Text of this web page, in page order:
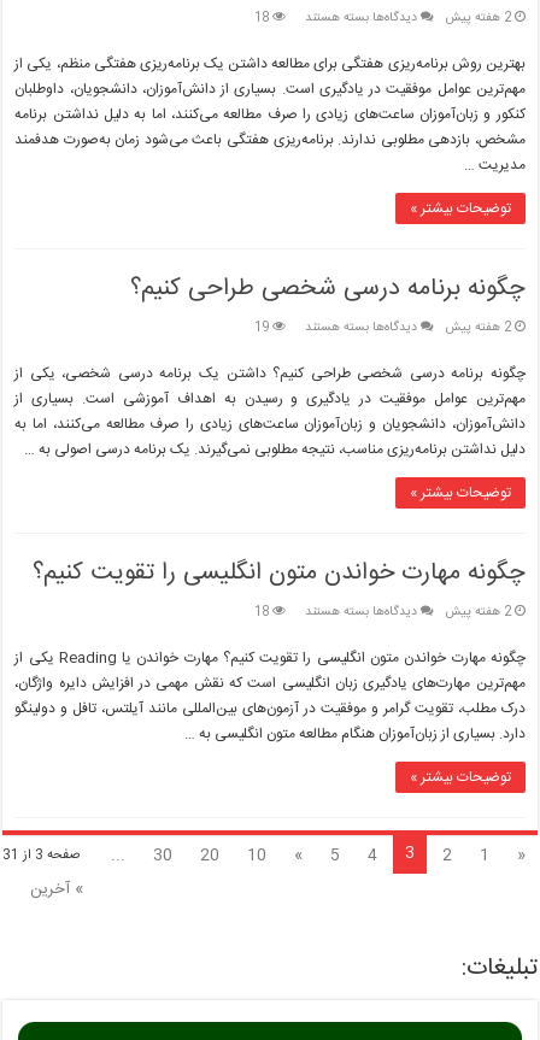
2 هفته پیش دیدگاه‌هابرای
روش
برنامه‌ریزی
هفتگی
برای
مطالعه
بسته هستند 18
بهترین روش برنامه‌ریزی هفتگی برای مطالعه داشتن یک برنامه‌ریزی هفتگی منظم، یکی از
مهم‌ترین عوامل موفقیت در یادگیری است. بسیاری از دانش‌آموزان، دانشجویان، داوطلبان
کنکور و زبان‌آموزان ساعت‌های زیادی را صرف مطالعه می‌کنند، اما به دلیل نداشتن برنامه
مشخص، بازدهی مطلوبی ندارند. برنامه‌ریزی هفتگی باعث می‌شود زمان به‌صورت هدفمند
مدیریت …
توضیحات بیشتر »
چگونه برنامه درسی شخصی طراحی کنیم؟
2 هفته پیش دیدگاه‌هابرای
برنامه
درسی
شخصی
طراحی
کنیم؟
بسته هستند 19
چگونه برنامه درسی شخصی طراحی کنیم؟ داشتن یک برنامه درسی شخصی، یکی از
مهم‌ترین عوامل موفقیت در یادگیری و رسیدن به اهداف آموزشی است. بسیاری از
دانش‌آموزان، دانشجویان و زبان‌آموزان ساعت‌های زیادی را صرف مطالعه می‌کنند، اما به
دلیل نداشتن برنامه‌ریزی مناسب، نتیجه مطلوبی نمی‌گیرند. یک برنامه درسی اصولی به …
توضیحات بیشتر »
چگونه مهارت خواندن متون انگلیسی را تقویت کنیم؟
2 هفته پیش دیدگاه‌هابرای
مهارت
خواندن
متون
انگلیسی
را
بسته هستند 18
چگونه مهارت خواندن متون انگلیسی را تقویت کنیم؟ مهارت خواندن یا Reading یکی از
مهم‌ترین مهارت‌های یادگیری زبان انگلیسی است که نقش مهمی در افزایش دایره واژگان،
درک مطلب، تقویت گرامر و موفقیت در آزمون‌های بین‌المللی مانند آیلتس، تافل و دولینگو
دارد. بسیاری از زبان‌آموزان هنگام مطالعه متون انگلیسی به …
توضیحات بیشتر »
صفحه 3 از 31 «
1
2
3
4
5
»
10
20
30
...
» آخرین
تبلیغات: